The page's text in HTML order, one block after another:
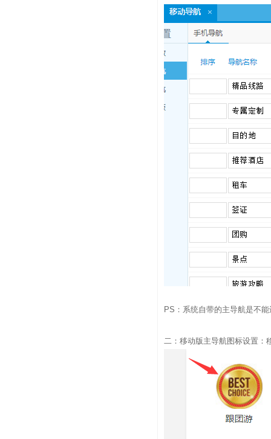
PS：系统自带的主导航是不
二：移动版主导航图标设置：